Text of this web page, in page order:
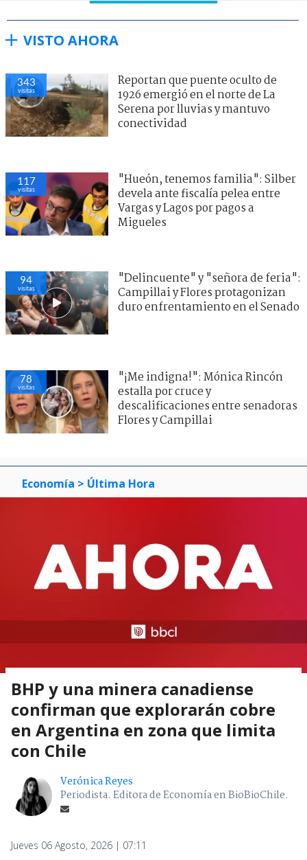
VISTO AHORA
343
visitas
Reportan que puente oculto de
1926 emergió en el norte de La
Serena por lluvias y mantuvo
conectividad
117
visitas
"Hueón, tenemos familia": Silber
devela ante fiscalía pelea entre
Vargas y Lagos por pagos a
Migueles
94
visitas
"Delincuente" y "señora de feria":
Campillai y Flores protagonizan
duro enfrentamiento en el Senado
78
visitas
"¡Me indigna!": Mónica Rincón
estalla por cruce y
descalificaciones entre senadoras
Flores y Campillai
Economía > Última Hora
BHP y una minera canadiense
confirman que explorarán cobre
en Argentina en zona que limita
con Chile
Verónica Reyes
Periodista. Editora de Economía en BioBioChile.
Jueves 06 Agosto, 2026 | 07:11